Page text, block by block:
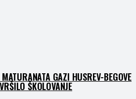
GAZI HUSREV-BEGOVE
ŠKOLOVANJE